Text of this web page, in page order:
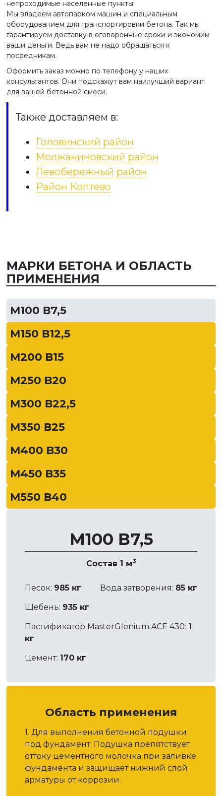
непроходимые населенные пункты
Мы владеем автопарком машин и специальным
оборудованием для транспортировки бетона. Так мы
гарантируем доставку в оговоренные сроки и экономим
ваши деньги. Ведь вам не надо обращаться к
посредникам.
Оформить заказ можно по телефону у наших
консультантов. Они подскажут вам наилучший вариант
для вашей бетонной смеси.
Также доставляем в:
Головинский район
Молжаниновский район
Левобережный район
Район Коптево
МАРКИ БЕТОНА И ОБЛАСТЬ
ПРИМЕНЕНИЯ
М100 В7,5
М150 В12,5
М200 В15
М250 В20
М300 В22,5
М350 В25
М400 В30
М450 В35
М550 В40
М100 В7,5
Состав 1 м3
Песок: 985 кг Вода затворения: 85 кг
Щебень: 935 кг
Пастификатор MasterGlenium ACE 430: 1
кг
Цемент: 170 кг
Область применения
1. Для выполнения бетонной подушки
под фундамент. Подушка препятствует
оттоку цементного молочка при заливке
фундамента и защищает нижний слой
арматуры от коррозии.